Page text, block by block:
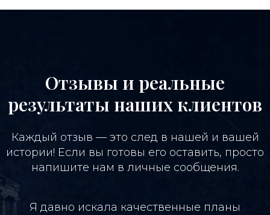
Отзывы и реальные
результаты наших клиентов
Каждый отзыв — это след в нашей и вашей
истории! Если вы готовы его оставить, просто
напишите нам в личные сообщения.
Я давно искала качественные планы